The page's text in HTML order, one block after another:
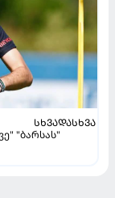
ᲡᲮᲕᲐᲓᲐᲡᲮᲕᲐ